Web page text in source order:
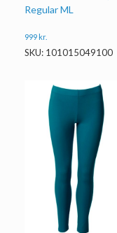
Regular ML
999kr.
SKU: 101015049100